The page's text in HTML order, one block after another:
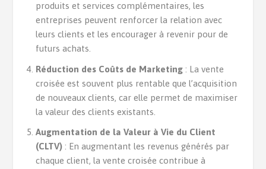
produits et services complémentaires, les
entreprises peuvent renforcer la relation avec
leurs clients et les encourager à revenir pour de
futurs achats.
Réduction des Coûts de Marketing: La vente
croisée est souvent plus rentable que l’acquisition
de nouveaux clients, car elle permet de maximiser
la valeur des clients existants.
Augmentation de la Valeur à Vie du Client
(CLTV): En augmentant les revenus générés par
chaque client, la vente croisée contribue à